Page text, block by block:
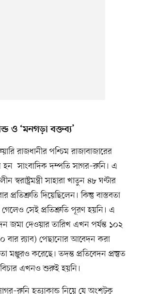
ও ‘মনগড়া বক্তব্য’
রাজধানীর পশ্চিম রাজাবাজারের
হন সাংবাদিক দম্পতি সাগর–রুনি। এ
স্বরাষ্ট্রমন্ত্রী সাহারা খাতুন ৪৮ ঘণ্টার
প্রতিশ্রুতি দিয়েছিলেন। কিন্তু বাস্তবতা
সেই প্রতিশ্রুতি পূরণ হয়নি। এ
জমা দেওয়ার তারিখ এখন পর্যন্ত ১০২
বার র‍্যাব) পেছানোর আবেদন করা
করেছে। তদন্ত প্রতিবেদন প্রস্তুত
এখনও শুরুই হয়নি।
হত্যাকান্ড নিয়ে যে অংশটুকু